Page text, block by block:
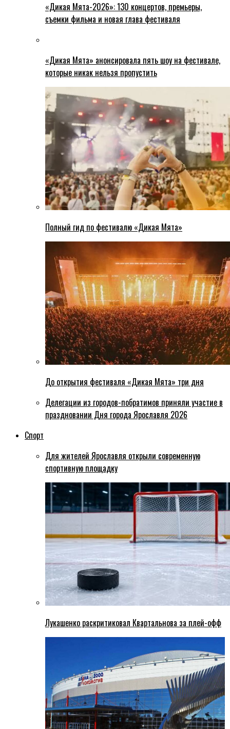
«Дикая Мята-2026»: 130 концертов, премьеры,
съемки фильма и новая глава фестиваля
«Дикая Мята» анонсировала пять шоу на фестивале,
которые никак нельзя пропустить
Полный гид по фестивалю «Дикая Мята»
До открытия фестиваля «Дикая Мята» три дня
Делегации из городов-побратимов приняли участие в
праздновании Дня города Ярославля 2026
Спорт
Для жителей Ярославля открыли современную
спортивную площадку
Лукашенко раскритиковал Квартальнова за плей-офф